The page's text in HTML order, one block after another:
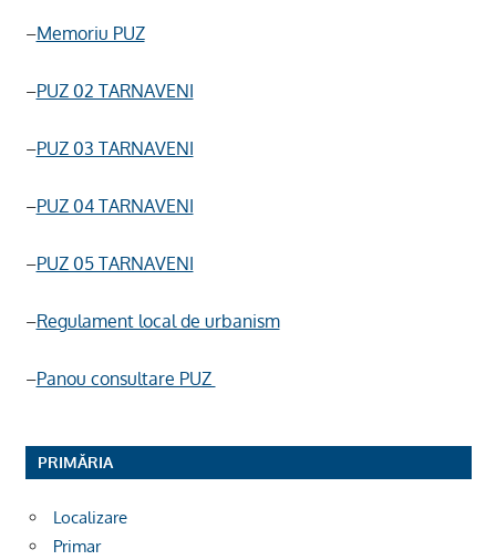
–Memoriu PUZ
–PUZ 02 TARNAVENI
–PUZ 03 TARNAVENI
–PUZ 04 TARNAVENI
–PUZ 05 TARNAVENI
–Regulament local de urbanism
–Panou consultare PUZ
PRIMĂRIA
Localizare
Primar